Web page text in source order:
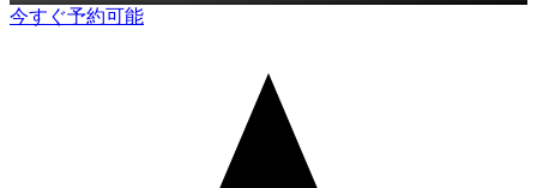
今すぐ予約可能